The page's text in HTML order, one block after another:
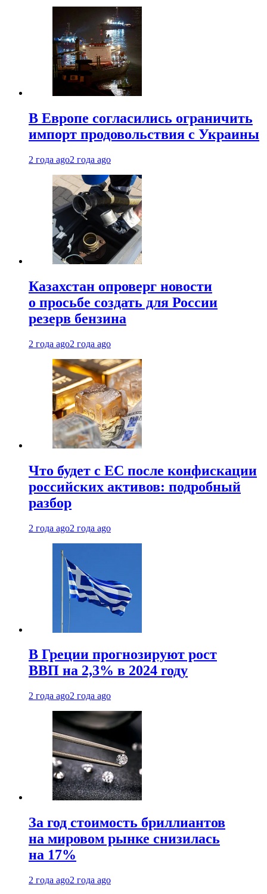
В Европе согласились ограничить
импорт продовольствия с Украины
2 года ago2 года ago
Казахстан опроверг новости
о просьбе создать для России
резерв бензина
2 года ago2 года ago
Что будет с ЕС после конфискации
российских активов: подробный
разбор
2 года ago2 года ago
В Греции прогнозируют рост
ВВП на 2,3% в 2024 году
2 года ago2 года ago
За год стоимость бриллиантов
на мировом рынке снизилась
на 17%
2 года ago2 года ago